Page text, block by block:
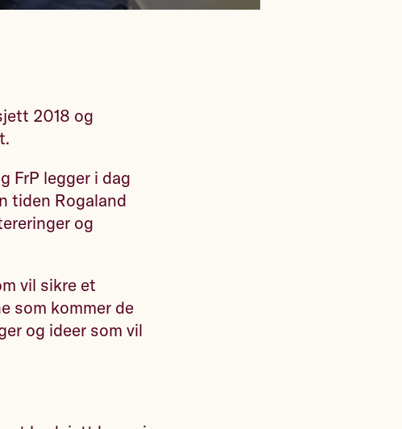
2018 og
FrP legger i dag
tiden Rogaland
og
vil sikre et
som kommer de
og ideer som vil